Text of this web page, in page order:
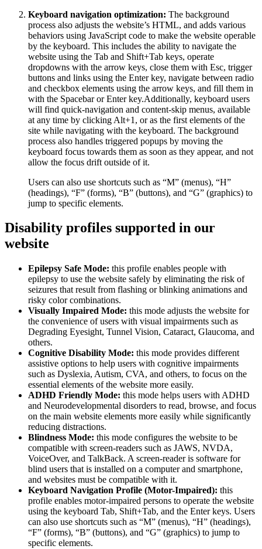
Keyboard navigation optimization: The background
process also adjusts the website’s HTML, and adds various
behaviors using JavaScript code to make the website operable
by the keyboard. This includes the ability to navigate the
website using the Tab and Shift+Tab keys, operate
dropdowns with the arrow keys, close them with Esc, trigger
buttons and links using the Enter key, navigate between radio
and checkbox elements using the arrow keys, and fill them in
with the Spacebar or Enter key.Additionally, keyboard users
will find quick-navigation and content-skip menus, available
at any time by clicking Alt+1, or as the first elements of the
site while navigating with the keyboard. The background
process also handles triggered popups by moving the
keyboard focus towards them as soon as they appear, and not
allow the focus drift outside of it.
Users can also use shortcuts such as “M” (menus), “H”
(headings), “F” (forms), “B” (buttons), and “G” (graphics) to
jump to specific elements.
Disability profiles supported in our
website
Epilepsy Safe Mode: this profile enables people with
epilepsy to use the website safely by eliminating the risk of
seizures that result from flashing or blinking animations and
risky color combinations.
Visually Impaired Mode: this mode adjusts the website for
the convenience of users with visual impairments such as
Degrading Eyesight, Tunnel Vision, Cataract, Glaucoma, and
others.
Cognitive Disability Mode: this mode provides different
assistive options to help users with cognitive impairments
such as Dyslexia, Autism, CVA, and others, to focus on the
essential elements of the website more easily.
ADHD Friendly Mode: this mode helps users with ADHD
and Neurodevelopmental disorders to read, browse, and focus
on the main website elements more easily while significantly
reducing distractions.
Blindness Mode: this mode configures the website to be
compatible with screen-readers such as JAWS, NVDA,
VoiceOver, and TalkBack. A screen-reader is software for
blind users that is installed on a computer and smartphone,
and websites must be compatible with it.
Keyboard Navigation Profile (Motor-Impaired): this
profile enables motor-impaired persons to operate the website
using the keyboard Tab, Shift+Tab, and the Enter keys. Users
can also use shortcuts such as “M” (menus), “H” (headings),
“F” (forms), “B” (buttons), and “G” (graphics) to jump to
specific elements.